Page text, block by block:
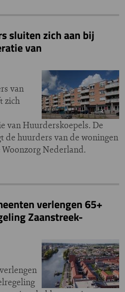
sluiten zich aan bij
van
van
zich
van Huurderskoepels. De
de huurders van de woningen
Nederland.
verlengen 65+
Zaanstreek-